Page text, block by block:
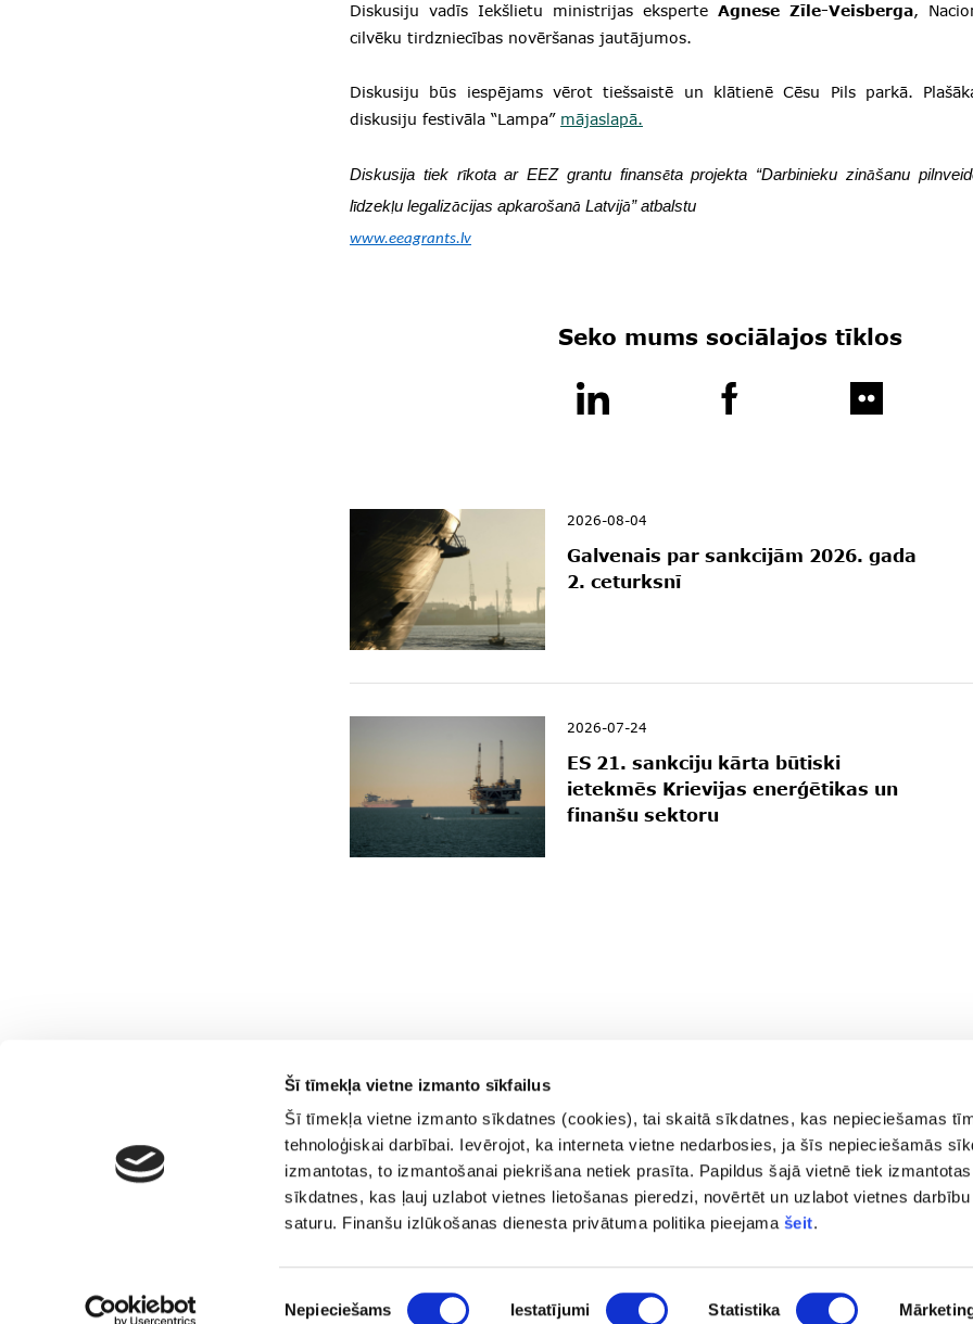
Šī tīmekļa vietne izmanto sīkfailus
Šī tīmekļa vietne izmanto sīkdatnes (cookies), tai skaitā sīkdatnes, kas nepieciešamas
tehnoloģiskai darbībai. Ievērojot, ka interneta vietne nedarbosies, ja šīs nepieciešamās
izmantotas, to izmantošanai piekrišana netiek prasīta. Papildus šajā vietnē tiek
sīkdatnes, kas ļauj uzlabot vietnes lietošanas pieredzi, novērtēt un uzlabot vietnes darbību
saturu. Finanšu izlūkošanas dienesta privātuma politika pieejama šeit.
Nepieciešams Iestatījumi Statistika
Diskusiju vadīs Iekšlietu ministrijas eksperte Agnese Zīle-Veisberga,
cilvēku tirdzniecības novēršanas jautājumos.
Diskusiju būs iespējams vērot tiešsaistē un klātienē Cēsu Pils parkā.
diskusiju festivāla “Lampa” mājaslapā.
Diskusija tiek rīkota ar EEZ grantu finansēta projekta “Darbinieku zināšanu
līdzekļu legalizācijas apkarošanā Latvijā” atbalstu
www.eeagrants.lv
Seko mums sociālajos tīklos
2026-08-04
Galvenais par sankcijām 2026. gada
2. ceturksnī
2026-07-24
ES 21. sankciju kārta būtiski
ietekmēs Krievijas enerģētikas un
finanšu sektoru
Finanšu Ģimenei draudzīga
Kontakti
pasts@fid.gov.lv; e-adrese
rēķiniem:
EINVOICE@40900025406